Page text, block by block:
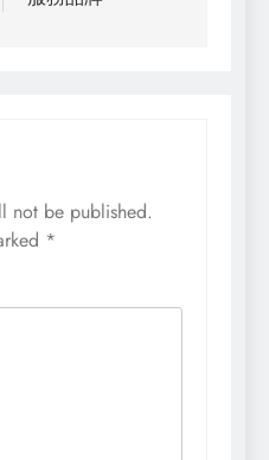
not be published.
*